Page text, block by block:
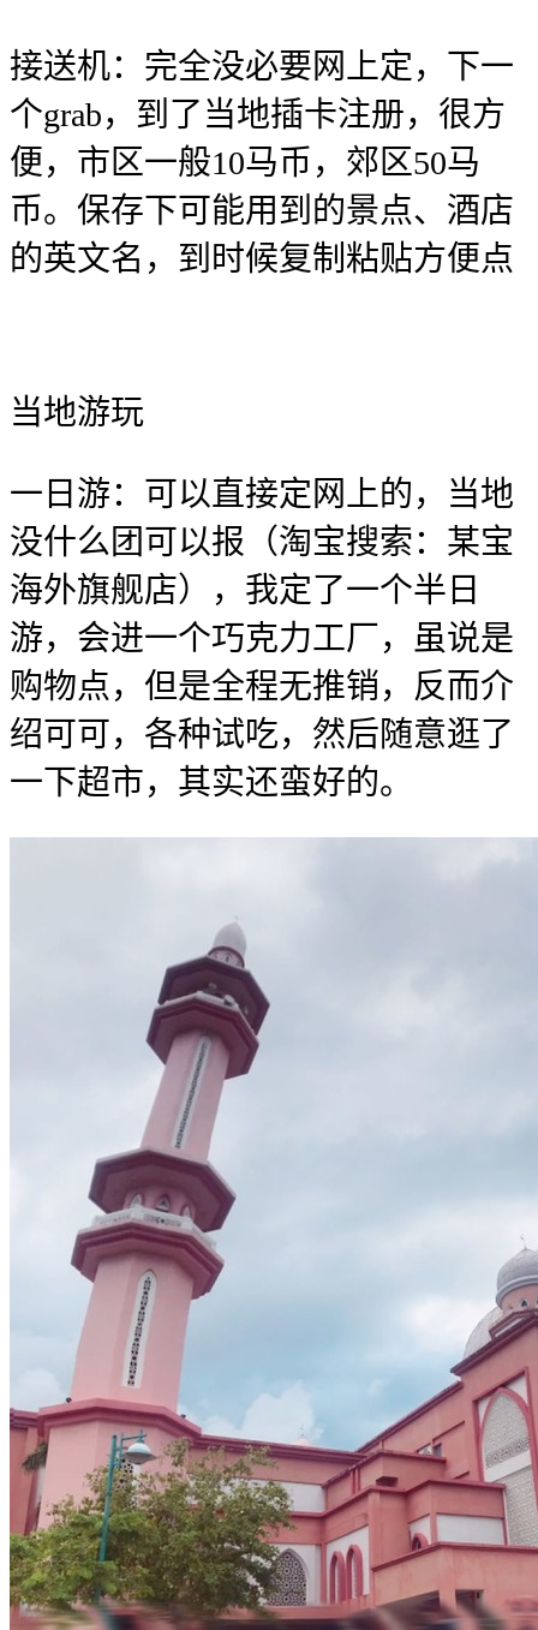
接送机：完全没必要网上定，下一
个grab，到了当地插卡注册，很方
便，市区一般10马币，郊区50马
币。保存下可能用到的景点、酒店
的英文名，到时候复制粘贴方便点
当地游玩
一日游：可以直接定网上的，当地
没什么团可以报（淘宝搜索：某宝
海外旗舰店），我定了一个半日
游，会进一个巧克力工厂，虽说是
购物点，但是全程无推销，反而介
绍可可，各种试吃，然后随意逛了
一下超市，其实还蛮好的。